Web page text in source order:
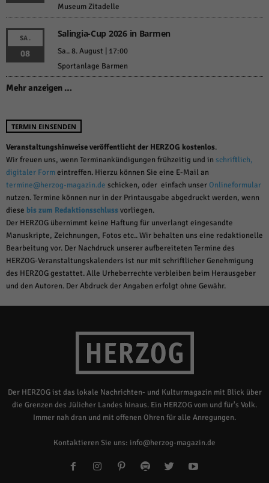
Museum Zitadelle
SA.
08
Salingia-Cup 2026 in Barmen
Sa.. 8. August | 17:00
Sportanlage Barmen
Mehr anzeigen …
TERMIN EINSENDEN
Veranstaltungshinweise veröffentlicht der HERZOG kostenlos.
Wir freuen uns, wenn Terminankündigungen frühzeitig und in schriftlich,
digitaler Formeintreffen. Hierzu können Sie eine E-Mail an
termine@herzog-magazin.de schicken, oder einfach unserOnlineformular
nutzen. Termine können nur in der Printausgabe abgedruckt werden, wenn
diese bis zum Redaktionsschlussvorliegen.
Der HERZOG übernimmt keine Haftung für unverlangt eingesandte
Manuskripte, Zeichnungen, Fotos etc.. Wir behalten uns eine redaktionelle
Bearbeitung vor. Der Nachdruck unserer aufbereiteten Termine des
HERZOG-Veranstaltungskalenders ist nur mit schriftlicher Genehmigung
des HERZOG gestattet. Alle Urheberrechte verbleiben beim Herausgeber
und den Autoren. Der Abdruck der Angaben erfolgt ohne Gewähr.
Der HERZOG ist das lokale Nachrichten- und Kulturmagazin mit Blick über
die Grenzen des Jülicher Landes hinaus. Ein HERZOG vom und für's Volk.
Immer nah dran und mit offenen Ohren für alle Anregungen.
Kontaktieren Sie uns: info@herzog-magazin.de